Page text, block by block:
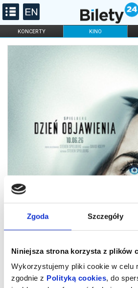
Zgoda Szczegóły
Niniejsza strona korzysta z plików
Wykorzystujemy pliki cookie w celu
zgodnie z Polityką cookies, do
KONCERTY KINO
FILHARMONIA OPERA I BALET